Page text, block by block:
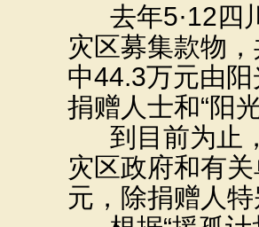
去年5·12四
灾区募集款物
中44.3万元由
捐赠人士和“阳
到目前为止
灾区政府和有
元，除捐赠人